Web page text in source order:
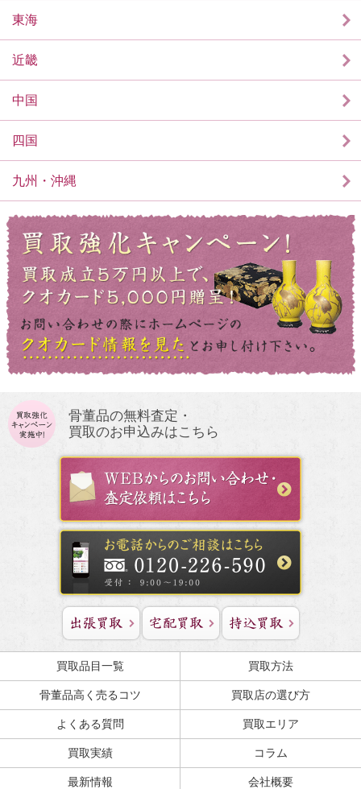
東海
近畿
中国
四国
九州・沖縄
骨董品の無料査定・
買取のお申込みはこちら
買取品目一覧 買取方法
骨董品高く売るコツ 買取店の選び方
よくある質問 買取エリア
買取実績 コラム
最新情報 会社概要